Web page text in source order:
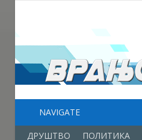
NAVIGATE
ДРУШТВО ПОЛИТИКА